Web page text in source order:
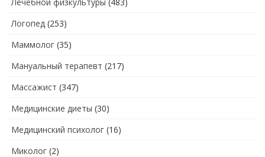
Логопед (253)
Маммолог (35)
Мануальный терапевт (217)
Массажист (347)
Медицинские диеты (30)
Медицинский психолог (16)
Миколог (2)